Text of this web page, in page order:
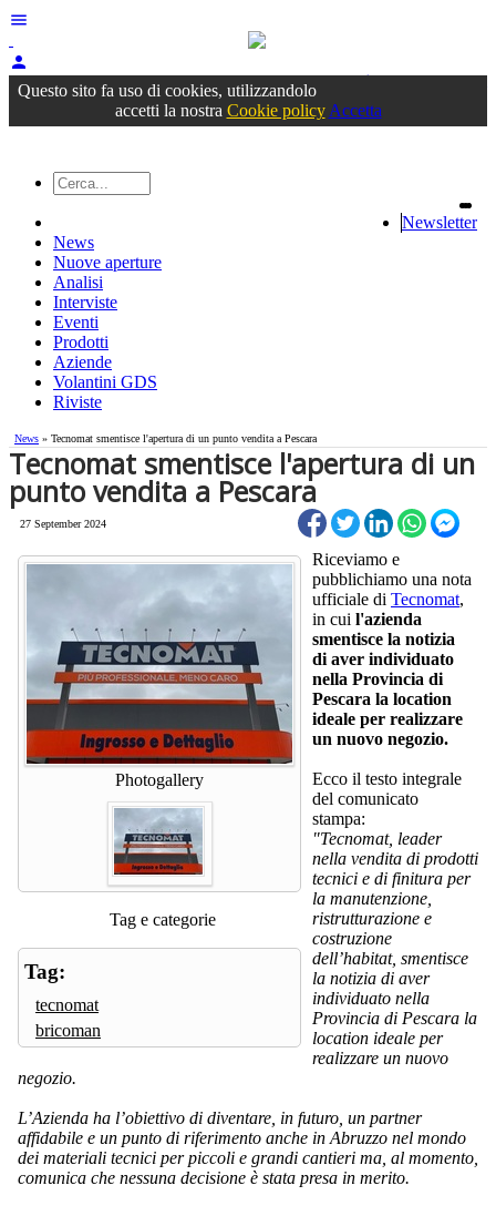
menu
person
Accedioppure registrati
Questo sito fa uso di cookies, utilizzandolo
accetti la nostra Cookie policy Accetta
Newsletter
News
Nuove aperture
Analisi
Interviste
Eventi
Prodotti
Aziende
Volantini GDS
Riviste
News » Tecnomat smentisce l'apertura di un punto vendita a Pescara
Tecnomat smentisce l'apertura di un
punto vendita a Pescara
27 September 2024
Photogallery
Tag e categorie
Tag:
tecnomat
bricoman
Riceviamo e
pubblichiamo una nota
ufficiale di Tecnomat,
in cui l'azienda
smentisce la notizia
di aver individuato
nella Provincia di
Pescara la location
ideale per realizzare
un nuovo negozio.
Ecco il testo integrale
del comunicato
stampa:
"Tecnomat, leader
nella vendita di prodotti
tecnici e di finitura per
la manutenzione,
ristrutturazione e
costruzione
dell’habitat, smentisce
la notizia di aver
individuato nella
Provincia di Pescara la
location ideale per
realizzare un nuovo
negozio.
L’Azienda ha l’obiettivo di diventare, in futuro, un partner
affidabile e un punto di riferimento anche in Abruzzo nel mondo
dei materiali tecnici per piccoli e grandi cantieri ma, al momento,
comunica che nessuna decisione è stata presa in merito.